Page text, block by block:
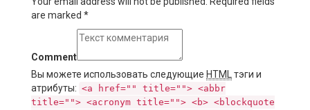
are marked *
Comment
Вы можете использовать следующие HTML
тэги и
атрибуты: <a href="" title=""> <abbr
title=""> <acronym title=""> <b> <blockquote